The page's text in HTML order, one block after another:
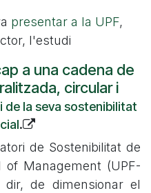
presentar a la UPF,
l'estudi
a una cadena de
circular i
de la seva sostenibilitat
.
de Sostenibilitat de
of Management (UPF-
dir, de dimensionar el